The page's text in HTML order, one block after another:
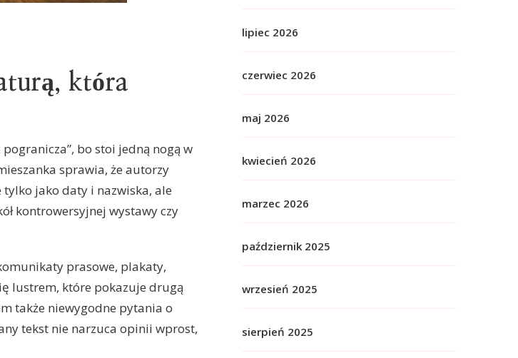
która
bo stoi jedną nogą w
sprawia, że autorzy
jako daty i nazwiska, ale
kontrowersyjnej wystawy czy
prasowe, plakaty,
lustrem, które pokazuje drugą
także niewygodne pytania o
tekst nie narzuca opinii wprost,
lipiec 2026
czerwiec 2026
maj 2026
kwiecień 2026
marzec 2026
październik 2025
wrzesień 2025
sierpień 2025